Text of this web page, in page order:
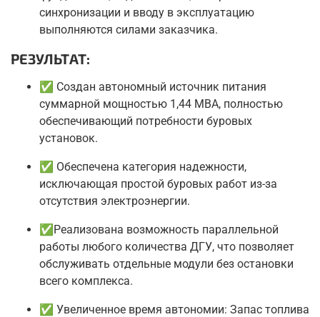
синхронизации и вводу в эксплуатацию
выполняются силами заказчика.
РЕЗУЛЬТАТ:
✅ Создан автономный источник питания
суммарной мощностью 1,44 МВА, полностью
обеспечивающий потребности буровых
установок.
✅ Обеспечена категория надежности,
исключающая простой буровых работ из-за
отсутствия электроэнергии.
✅Реализована возможность параллельной
работы любого количества ДГУ, что позволяет
обслуживать отдельные модули без остановки
всего комплекса.
✅ Увеличенное время автономии: Запас топлива